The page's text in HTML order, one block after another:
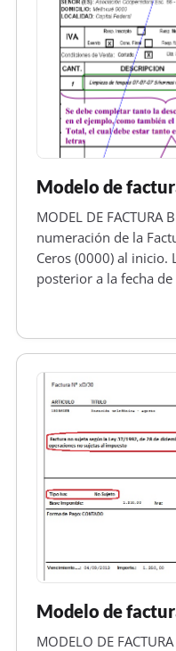
Modelo de
MODEL DE FACTURA
numeración de la
Ceros (0000) al inicio.
posterior a la fecha
ser sólo los propios
no los del
Modelo de
MODELO DE